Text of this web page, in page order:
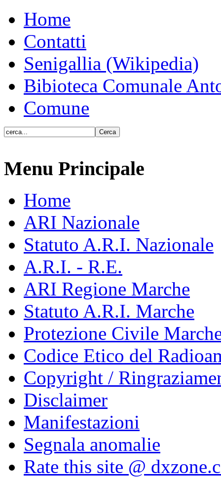
Home
Contatti
Senigallia (Wikipedia)
Bibioteca Comunale
Comune
Menu Principale
Home
ARI Nazionale
Statuto A.R.I. Nazionale
A.R.I. - R.E.
ARI Regione Marche
Statuto A.R.I. Marche
Protezione Civile
Codice Etico del
Copyright /
Disclaimer
Manifestazioni
Segnala anomalie
Rate this site @